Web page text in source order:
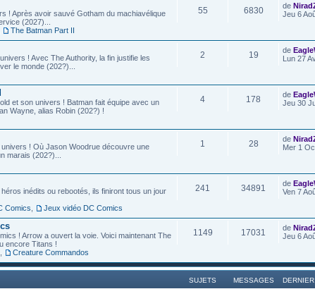
! Après avoir sauvé Gotham du machiavélique
(2027)...
The Batman Part II
55 6830 de
Jeu 6
! Avec The Authority, la fin justifie les
le monde (202?)...
2 19 de
Lun 27
et son univers ! Batman fait équipe avec un
Wayne, alias Robin (202?) !
4 178 de
Jeu 30
! Où Jason Woodrue découvre une
marais (202?)...
1 28 de
Mer 1
inédits ou rebootés, ils finiront tous un jour
Comics Jeux vidéo DC Comics
241 34891 de
Ven 7
! Arrow a ouvert la voie. Voici maintenant The
encore Titans !
Creature Commandos
1149 17031 de
Jeu 6
SUJETS MESSAGES